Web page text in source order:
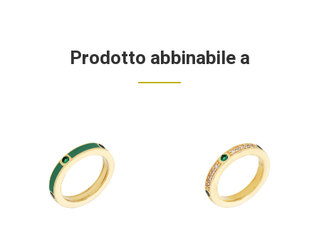
Prodotto abbinabile a